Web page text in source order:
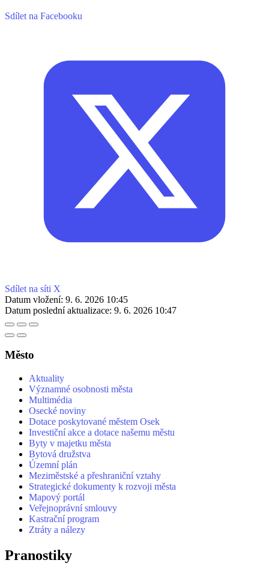
Sdílet na Facebooku
Sdílet na síti X
Datum vložení: 9. 6. 2026 10:45
Datum poslední aktualizace: 9. 6. 2026 10:47
Město
Aktuality
Významné osobnosti města
Multimédia
Osecké noviny
Dotace poskytované městem Osek
Investiční akce a dotace našemu městu
Byty v majetku města
Bytová družstva
Územní plán
Meziměstské a přeshraniční vztahy
Strategické dokumenty k rozvoji města
Mapový portál
Veřejnoprávní smlouvy
Kastrační program
Ztráty a nálezy
Pranostiky